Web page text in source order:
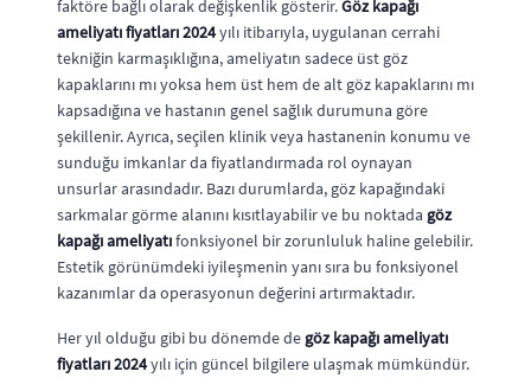
faktöre bağlı olarak değişkenlik gösterir.Göz kapağı
ameliyatı fiyatları 2024yılı itibarıyla, uygulanan cerrahi
tekniğin karmaşıklığına, ameliyatın sadece üst göz
kapaklarını mı yoksa hem üst hem de alt göz kapaklarını mı
kapsadığına ve hastanın genel sağlık durumuna göre
şekillenir. Ayrıca, seçilen klinik veya hastanenin konumu ve
sunduğu imkanlar da fiyatlandırmada rol oynayan
unsurlar arasındadır. Bazı durumlarda, göz kapağındaki
sarkmalar görme alanını kısıtlayabilir ve bu noktada göz
kapağı ameliyatıfonksiyonel bir zorunluluk haline gelebilir.
Estetik görünümdeki iyileşmenin yanı sıra bu fonksiyonel
kazanımlar da operasyonun değerini artırmaktadır.
Her yıl olduğu gibi bu dönemde de göz kapağı ameliyatı
fiyatları 2024yılı için güncel bilgilere ulaşmak mümkündür.